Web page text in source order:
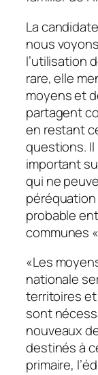
La
nous
l’utilisation
rare, elle
moyens et
partagent
en restant
questions.
important
qui ne
probable
communes «
«Les
nationale
territoires et
sont
nouveaux
destinés à
primaire,